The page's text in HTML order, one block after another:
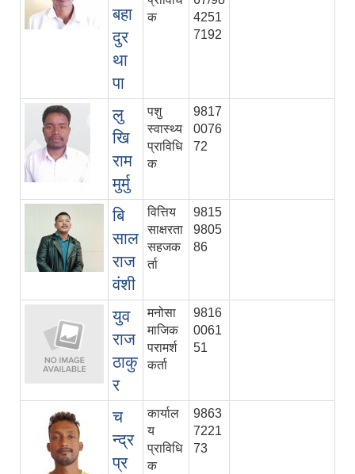
बहा
दुर
था
पा
क
4251
7192
लु
खि
राम
मुर्मु
पशु
स्वास्थ्य
प्राविधि
क
9817
0076
72
बि
साल
राज
वंशी
वित्तिय
साक्षरता
सहजक
र्ता
9815
9805
86
युव
राज
ठाकु
र
मनोसा
माजिक
परामर्श
कर्ता
9816
0061
51
च
न्द्र
प्र
कार्याल
य
प्राविधि
क
9863
7221
73